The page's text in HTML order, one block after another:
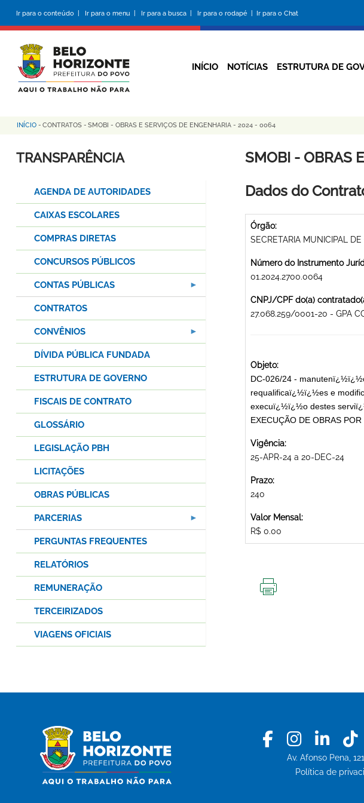
conteúdo
principal
Ir para o conteúdo | Ir para o menu | Ir para a busca | Ir para o rodapé | Ir para o Chat
INÍCIO NOTÍCIAS ESTRUTURA DE
Trilha
de
INÍCIO - CONTRATOS - SMOBI - OBRAS E SERVIÇOS DE ENGENHARIA - 2024 - 0064
SMOBI - OBRAS
Dados do
Órgão:
SECRETARIA MUNICIPAL
Número do Instrumento
01.2024.2700.0064
CNPJ/CPF do(a)
27.068.259/0001-20 - GPA
Objeto:
DC-026/24 -
requalificaï¿½ï¿½es e
execuï¿½ï¿½o destes
EXECUÇÃO DE OBRAS
Vigência:
25-APR-24 a 20-DEC-24
Prazo:
240
Valor Mensal:
R$ 0.00
TRANSPARÊNCIA
AGENDA DE AUTORIDADES
CAIXAS ESCOLARES
COMPRAS DIRETAS
CONCURSOS PÚBLICOS
CONTAS PÚBLICAS
CONTRATOS
CONVÊNIOS
DÍVIDA PÚBLICA FUNDADA
ESTRUTURA DE GOVERNO
FISCAIS DE CONTRATO
GLOSSÁRIO
LEGISLAÇÃO PBH
LICITAÇÕES
OBRAS PÚBLICAS
PARCERIAS
PERGUNTAS FREQUENTES
RELATÓRIOS
REMUNERAÇÃO
TERCEIRIZADOS
VIAGENS OFICIAIS
Facebook
Av. Afonso Pena,
Política de